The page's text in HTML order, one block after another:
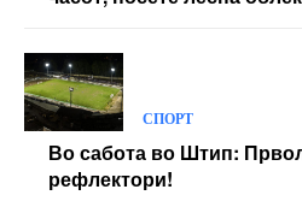
СПОРТ
Во сабота во Штип:
рефлектори!